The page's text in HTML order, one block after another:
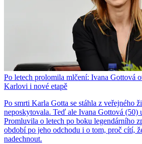
Po letech prolomila mlčení: Ivana Gottová
Karlovi i nové etapě
Po smrti Karla Gotta se stáhla z veřejného
neposkytovala. Teď ale Ivana Gottová (50)
Promluvila o letech po boku legendárního
období po jeho odchodu i o tom, proč cítí,
nadechnout.